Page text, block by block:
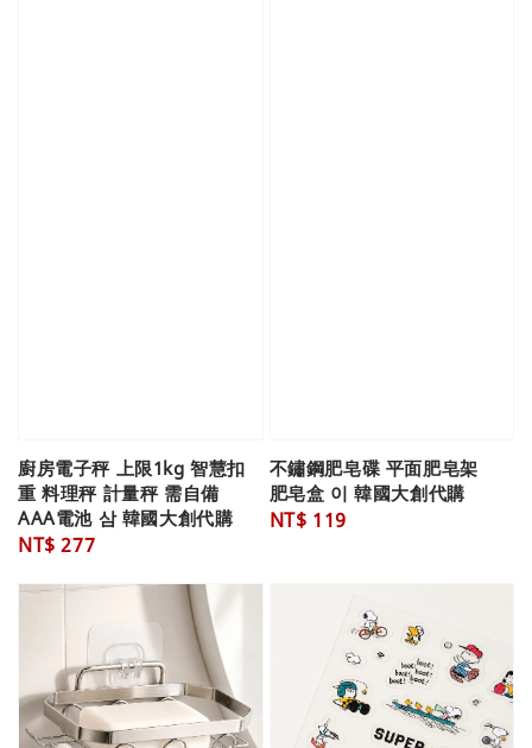
廚房電子秤 上限1kg 智慧扣
重 料理秤 計量秤 需自備
AAA電池 삼 韓國大創代購
Regular
NT$ 277
不鏽鋼肥皂碟 平面肥皂架
肥皂盒 이 韓國大創代購
Regular
NT$ 119